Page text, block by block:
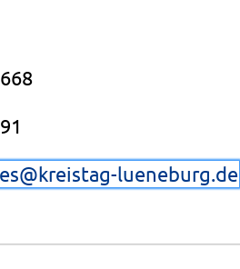
lueneburg.de